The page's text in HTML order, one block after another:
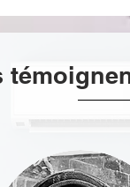
CANDIDATES
ILE-DE-